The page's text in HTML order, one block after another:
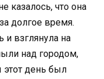
казалось, что она
долгое время.
и взглянула на
над городом,
день был